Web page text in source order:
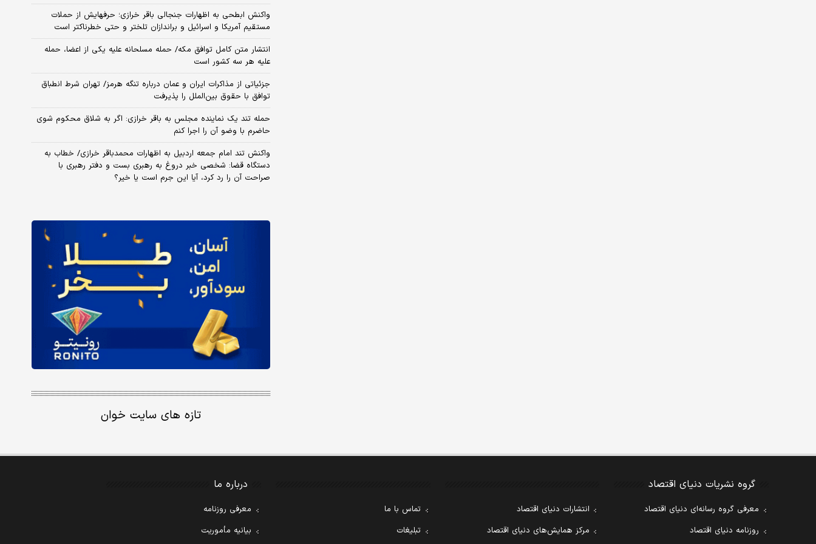
واکنش ابطحی به اظهارات جنجالی باقر خرازی؛ حرفهایش از حملات
مستقیم آمریکا و اسرائیل و براندازان تلختر و حتی خطرناکتر است
انتشار متن کامل توافق مکه/ حمله مسلحانه علیه یکی از اعضا، حمله
علیه هر سه کشور است
جزئیاتی از مذاکرات ایران و عمان درباره تنگه هرمز/ تهران شرط انطباق
توافق با حقوق بین‌الملل را پذیرفت
حمله تند یک نماینده مجلس به باقر خرازی: اگر به شلاق محکوم شوی
حاضرم با وضو آن را اجرا کنم
واکنش تند امام جمعه اردبیل به اظهارات محمدباقر خرازی/ خطاب به
دستگاه قضا: شخصی خبر دروغ به رهبری بست و دفتر رهبری با
صراحت آن را رد کرد، آیا این جرم است یا خیر؟
تازه های سایت خوان
گروه نشریات دنیای اقتصاد
معرفی گروه رسانه‌ای دنیای اقتصاد
روزنامه دنیای اقتصاد
انتشارات دنیای اقتصاد
مرکز همایش‌های دنیای اقتصاد
تماس با ما
تبلیغات
درباره ما
معرفی روزنامه
بیانیه مأموریت